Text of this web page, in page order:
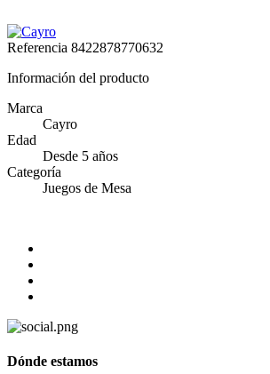
Referencia 8422878770632
Información del producto
Marca
Cayro
Edad
Desde 5 años
Categoría
Juegos de Mesa
Dónde estamos